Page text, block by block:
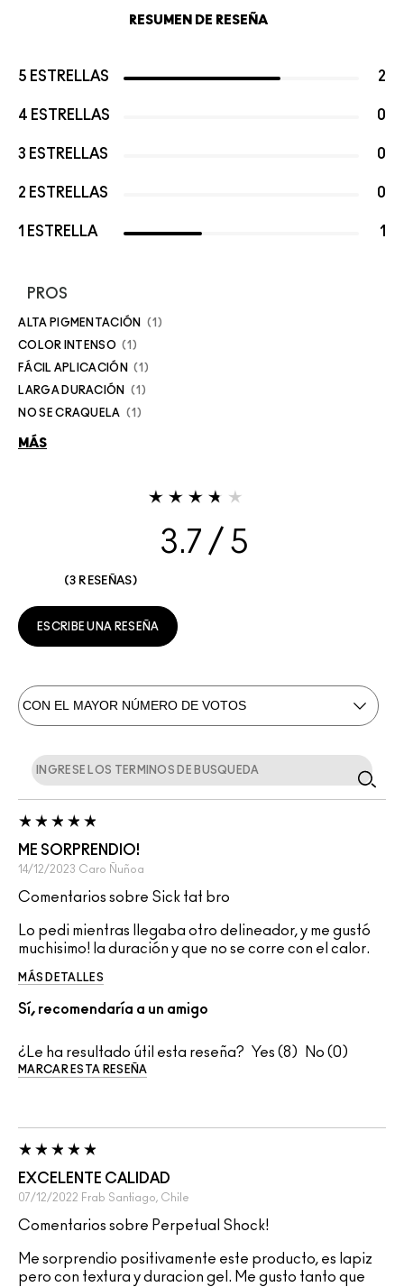
RESUMEN DE RESEÑA
5 ESTRELLAS 2
4 ESTRELLAS 0
3 ESTRELLAS 0
2 ESTRELLAS 0
1 ESTRELLA 1
PROS
ALTA PIGMENTACIÓN 1
COLOR INTENSO 1
FÁCIL APLICACIÓN 1
LARGA DURACIÓN 1
NO SE CRAQUELA 1
MÁS
3.7
3 RESEÑAS
ESCRIBE UNA RESEÑA
ME SORPRENDIO!
14/12/2023 Caro Ñuñoa
Comentarios sobre Sick tat bro
Lo pedi mientras llegaba otro delineador, y me gustó
muchisimo! la duración y que no se corre con el calor.
MÁS DETALLES
Sí, recomendaría a un amigo
¿Le ha resultado útil esta reseña? 8 0
MARCAR ESTA RESEÑA
EXCELENTE CALIDAD
07/12/2022 Frab Santiago, Chile
Comentarios sobre Perpetual Shock!
Me sorprendio positivamente este producto, es lapiz
pero con textura y duracion gel. Me gusto tanto que